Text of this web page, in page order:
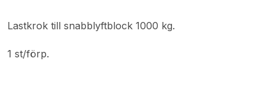
Lastkrok till snabblyftblock 1000 kg.
1 st/förp.